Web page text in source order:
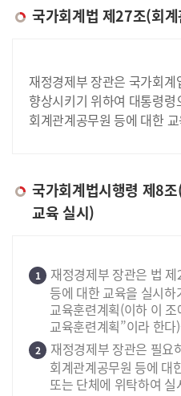
국가회계법 제27조(회
재정경제부 장관은 국가회
향상시키기 위하여 대통령
회계관계공무원 등에 대한
국가회계법시행령 제8
교육 실시)
1
재정경제부 장관은 법
등에 대한 교육을 실시하
교육훈련계획(이하 이
교육훈련계획”이라 한다
2
재정경제부 장관은 필요
회계관계공무원 등에 대
또는 단체에 위탁하여 실